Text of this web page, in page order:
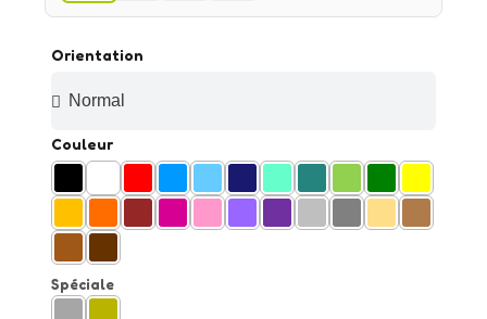
Orientation
Couleur
Spéciale